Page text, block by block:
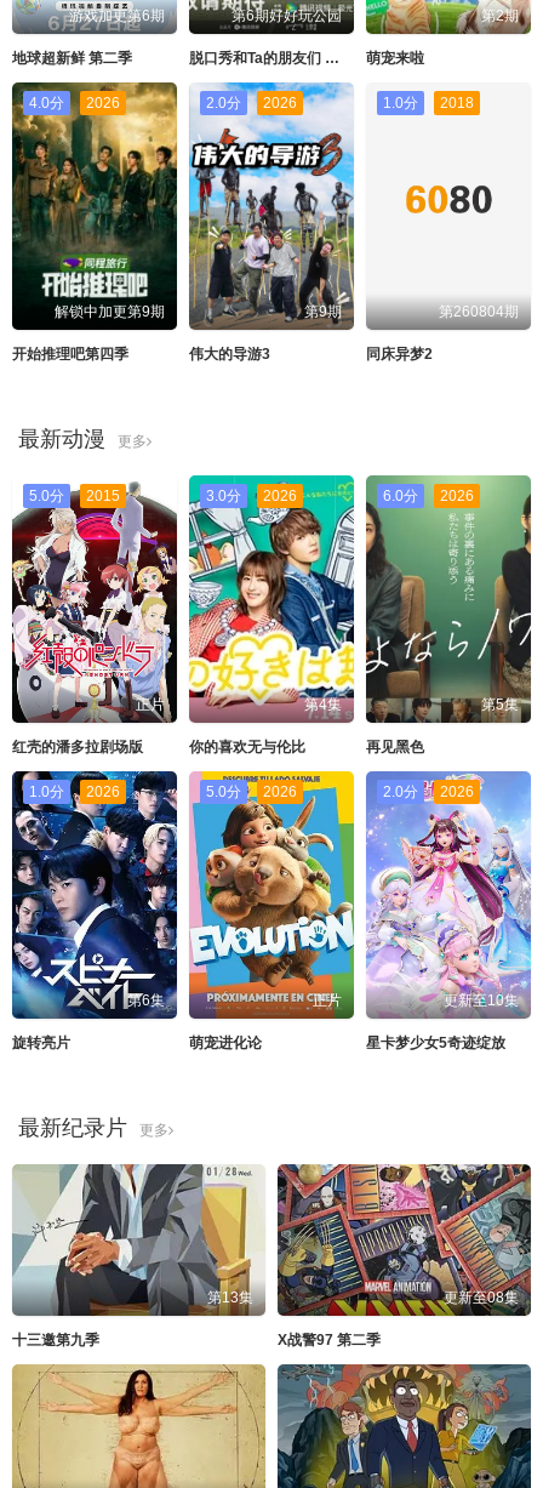
游戏加更第6期
地球超新鲜 第二季
第6期好好玩公园
脱口秀和Ta的朋友们 第三季
第2期
萌宠来啦
4.0分 2026
解锁中加更第9期
开始推理吧第四季
2.0分 2026
第9期
伟大的导游3
1.0分 2018
第260804期
同床异梦2
最新动漫 更多
5.0分 2015
正片
红壳的潘多拉剧场版
3.0分 2026
第4集
你的喜欢无与伦比
6.0分 2026
第5集
再见黑色
1.0分 2026
第6集
旋转亮片
5.0分 2026
正片
萌宠进化论
2.0分 2026
更新至10集
星卡梦少女5奇迹绽放
最新纪录片 更多
第13集
十三邀第九季
更新至08集
X战警97 第二季